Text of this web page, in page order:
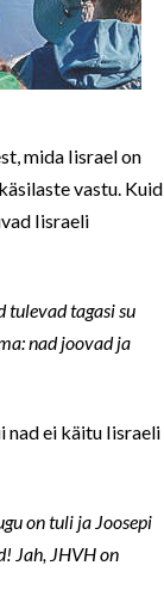
mida Iisrael on
vastu. Kuid
Iisraeli
tulevad tagasi su
nad joovad ja
nad ei käitu Iisraeli
on tuli ja Joosepi
Jah, JHVH on